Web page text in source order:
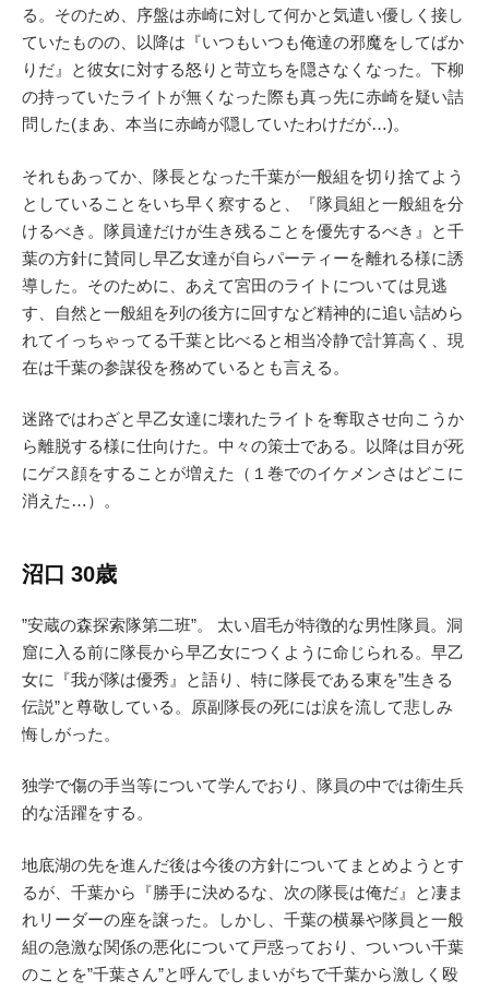
る。そのため、序盤は赤崎に対して何かと気遣い優しく接し
ていたものの、以降は『いつもいつも俺達の邪魔をしてばか
りだ』と彼女に対する怒りと苛立ちを隠さなくなった。下柳
の持っていたライトが無くなった際も真っ先に赤崎を疑い詰
問した(まあ、本当に赤崎が隠していたわけだが…)。
それもあってか、隊長となった千葉が一般組を切り捨てよう
としていることをいち早く察すると、『隊員組と一般組を分
けるべき。隊員達だけが生き残ることを優先するべき』と千
葉の方針に賛同し早乙女達が自らパーティーを離れる様に誘
導した。そのために、あえて宮田のライトについては見逃
す、自然と一般組を列の後方に回すなど精神的に追い詰めら
れてイっちゃってる千葉と比べると相当冷静で計算高く、現
在は千葉の参謀役を務めているとも言える。
迷路ではわざと早乙女達に壊れたライトを奪取させ向こうか
ら離脱する様に仕向けた。中々の策士である。以降は目が死
にゲス顔をすることが増えた（１巻でのイケメンさはどこに
消えた…）。
沼口 30歳
”安蔵の森探索隊第二班”。 太い眉毛が特徴的な男性隊員。洞
窟に入る前に隊長から早乙女につくように命じられる。早乙
女に『我が隊は優秀』と語り、特に隊長である東を”生きる
伝説”と尊敬している。原副隊長の死には涙を流して悲しみ
悔しがった。
独学で傷の手当等について学んでおり、隊員の中では衛生兵
的な活躍をする。
地底湖の先を進んだ後は今後の方針についてまとめようとす
るが、千葉から『勝手に決めるな、次の隊長は俺だ』と凄ま
れリーダーの座を譲った。しかし、千葉の横暴や隊員と一般
組の急激な関係の悪化について戸惑っており、ついつい千葉
のことを”千葉さん”と呼んでしまいがちで千葉から激しく殴